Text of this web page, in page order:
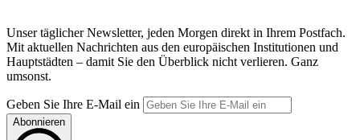
Unser täglicher Newsletter, jeden Morgen direkt in Ihrem Postfach.
Mit aktuellen Nachrichten aus den europäischen Institutionen und
Hauptstädten – damit Sie den Überblick nicht verlieren. Ganz
umsonst.
Geben Sie Ihre E-Mail ein
Abonnieren